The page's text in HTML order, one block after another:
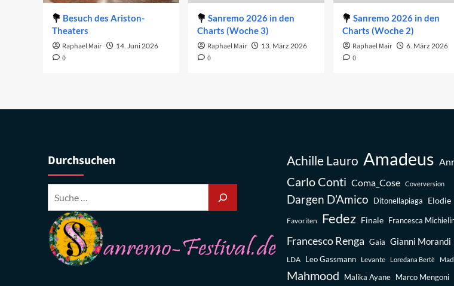
Besuch des Ariston-
Theaters
Raphael Mair 14. Juni 2026
0
Sanremo 2026 in den
Charts (Woche 3)
Raphael Mair 13. März 2026
0
Sanremo 2026 in den
Charts (Woche 2)
Raphael Mair 6. März 2026
0
Durchsuchen Achille Lauro Amadeus
Carlo Conti Coma_Cose Coverversion
Dargen D’Amico Ditonellapiaga Elodie
Favoriten Fedez Finale Francesca
Francesco Renga Gaia Gianni Morandi
LDA Leo Gassmann Levante Loredana Bertè
Mahmood Malika Ayane Marco Mengoni